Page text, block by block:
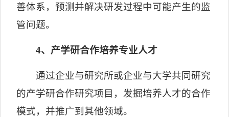
善体系，预测并解决研发过程中可能产生的监
管问题。
4、产学研合作培养专业人才
通过企业与研究所或企业与大学共同研究
的产学研合作研究项目，发掘培养人才的合作
模式，并推广到其他领域。